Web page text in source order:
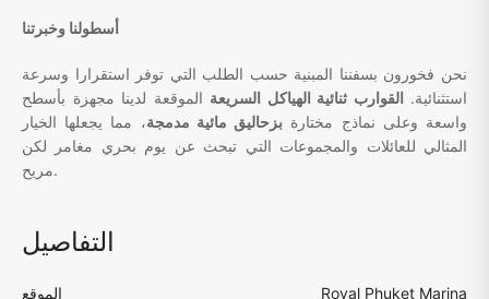
أسطولنا وخبرتنا
نحن فخورون بسفننا المبنية حسب الطلب التي توفر استقرارا وسرعة
استثنائية. القوارب ثنائية الهياكل السريعة الموقعة لدينا مجهزة بأسطح
واسعة وعلى نماذج مختارة بزحاليق مائية مدمجة، مما يجعلها الخيار
المثالي للعائلات والمجموعات التي تبحث عن يوم بحري مغامر لكن
مريح.
التفاصيل
الموقع Royal Phuket Marina